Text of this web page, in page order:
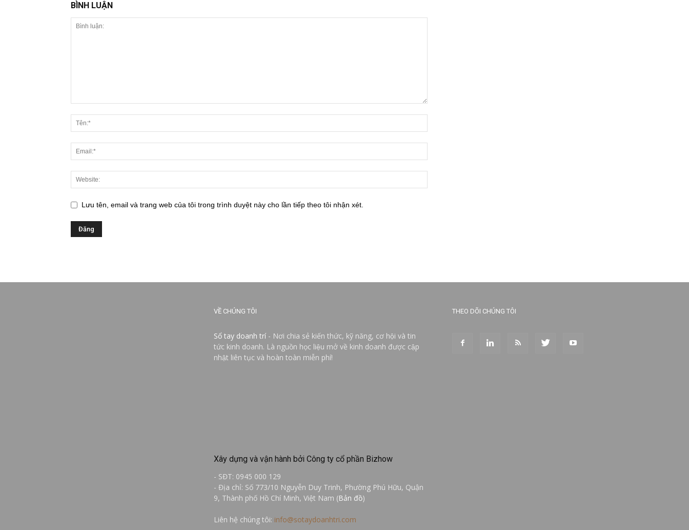
BÌNH LUẬN
Lưu tên, email và trang web của tôi trong trình duyệt này cho lần tiếp theo tôi nhận xét.
VỀ CHÚNG TÔI
Sổ tay doanh trí - Nơi chia sẻ kiến thức, kỹ năng, cơ hội và tin
tức kinh doanh. Là nguồn học liệu mở về kinh doanh được cập
nhật liên tục và hoàn toàn miễn phí!
Xây dựng và vận hành bởi Công ty cổ phần Bizhow
- SĐT: 0945 000 129
- Địa chỉ: Số 773/10 Nguyễn Duy Trinh, Phường Phú Hữu, Quận
9, Thành phố Hồ Chí Minh, Việt Nam (Bản đồ)
Liên hệ chúng tôi: info@sotaydoanhtri.com
THEO DÕI CHÚNG TÔI